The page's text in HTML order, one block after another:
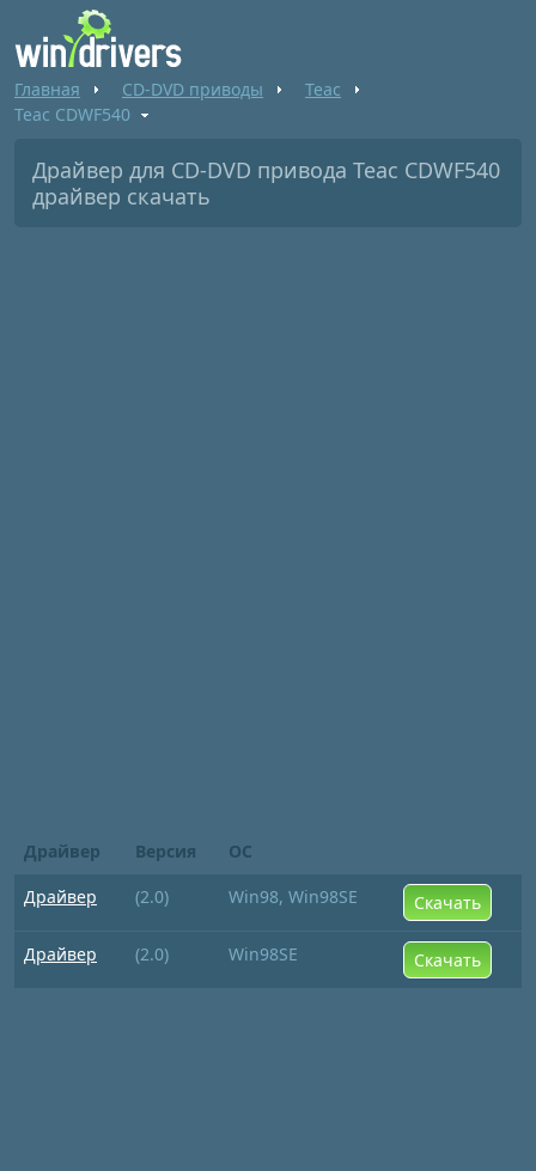
Главная CD-DVD приводы
Teac
Teac CDWF540
Драйвер для CD-DVD привода Teac CDWF540
драйвер скачать
Драйвер Версия
ОС
Драйвер
(2.0) Win98, Win98SE Скачать
Драйвер (2.0) Win98SE Скачать